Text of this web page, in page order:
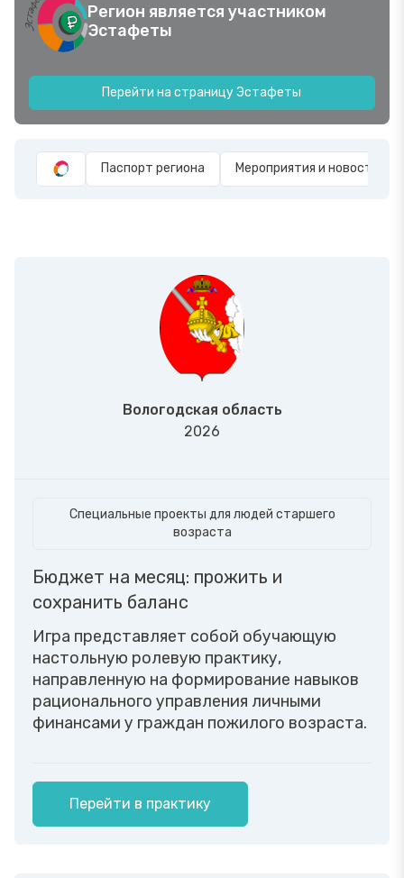
Регион является участником
Эстафеты
Перейти на страницу Эстафеты
Паспорт региона Мероприятия и новости
Вологодская область
2026
Специальные проекты для людей старшего
возраста
Бюджет на месяц: прожить и
сохранить баланс
Игра представляет собой обучающую
настольную ролевую практику,
направленную на формирование навыков
рационального управления личными
финансами у граждан пожилого возраста.
Перейти в практику